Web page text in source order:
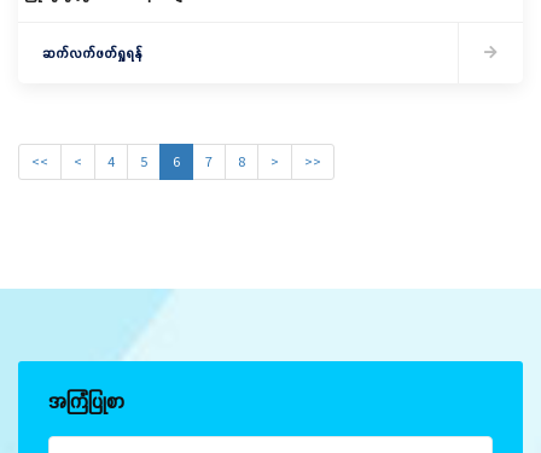
ဆက်လက်ဖတ်ရှုရန်
<< < 4 5 6 7 8 > >>
အကြံပြုစာ